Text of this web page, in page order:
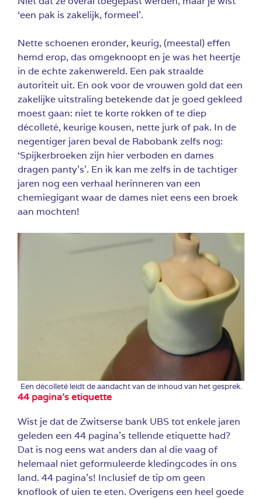
‘een pak is zakelijk, formeel’.
Nette schoenen eronder, keurig, (meestal) effen
hemd erop, das omgeknoopt en je was het heertje
in de echte zakenwereld. Een pak straalde
autoriteit uit. En ook voor de vrouwen gold dat een
zakelijke uitstraling betekende dat je goed gekleed
moest gaan: niet te korte rokken of te diep
décolleté, keurige kousen, nette jurk of pak. In de
negentiger jaren beval de Rabobank zelfs nog:
‘Spijkerbroeken zijn hier verboden en dames
dragen panty’s’. En ik kan me zelfs in de tachtiger
jaren nog een verhaal herinneren van een
chemiegigant waar de dames niet eens een broek
aan mochten!
Een décolleté leidt de aandacht van de inhoud van het gesprek.
44 pagina’s etiquette
Wist je dat de Zwitserse bank UBS tot enkele jaren
geleden een 44 pagina’s tellende etiquette had?
Dat is nog eens wat anders dan al die vaag of
helemaal niet geformuleerde kledingcodes in ons
land. 44 pagina’s! Inclusief de tip om geen
knoflook of uien te eten. Overigens een heel goede